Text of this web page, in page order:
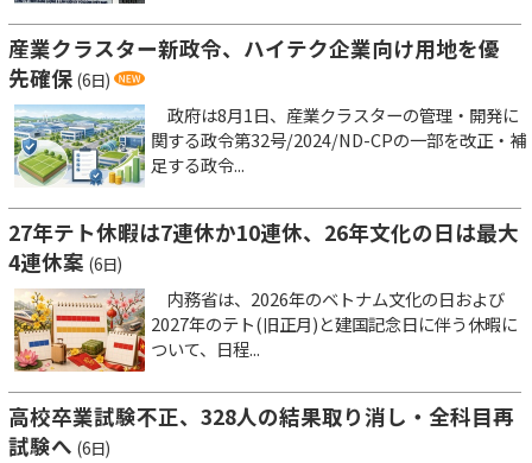
産業クラスター新政令、ハイテク企業向け用地を優
先確保 (6日)
政府は8月1日、産業クラスターの管理・開発に
関する政令第32号/2024/ND-CPの一部を改正・補
足する政令...
27年テト休暇は7連休か10連休、26年文化の日は最大
4連休案 (6日)
内務省は、2026年のベトナム文化の日および
2027年のテト(旧正月)と建国記念日に伴う休暇に
ついて、日程...
高校卒業試験不正、328人の結果取り消し・全科目再
試験へ (6日)